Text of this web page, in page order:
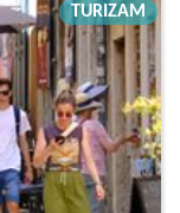
TURIZAM